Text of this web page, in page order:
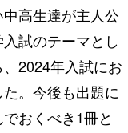
高生達が主人公
試のテーマとし
2024年入試にお
。今後も出題に
おくべき1冊と